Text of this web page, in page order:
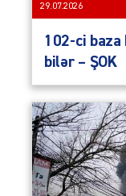
29.07.2026
102-ci
bilər – ŞOK